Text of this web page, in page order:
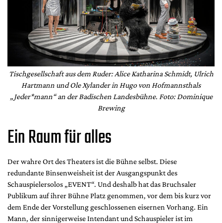
Tischgesellschaft aus dem Ruder: Alice Katharina Schmidt, Ulrich
Hartmann und Ole Xylander in Hugo von Hofmannsthals
„Jeder*mann“ an der Badischen Landesbühne. Foto: Dominique
Brewing
Ein Raum für alles
Der wahre Ort des Theaters ist die Bühne selbst. Diese
redundante Binsenweisheit ist der Ausgangspunkt des
Schauspielersolos „EVENT“. Und deshalb hat das Bruchsaler
Publikum auf ihrer Bühne Platz genommen, vor dem bis kurz vor
dem Ende der Vorstellung geschlossenen eisernen Vorhang. Ein
Mann, der sinnigerweise Intendant und Schauspieler ist im